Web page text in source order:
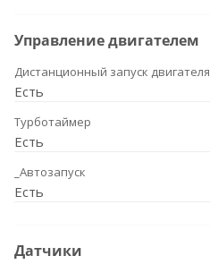
Управление двигателем
Дистанционный запуск двигателя
Есть
Турботаймер
Есть
_Автозапуск
Есть
Датчики